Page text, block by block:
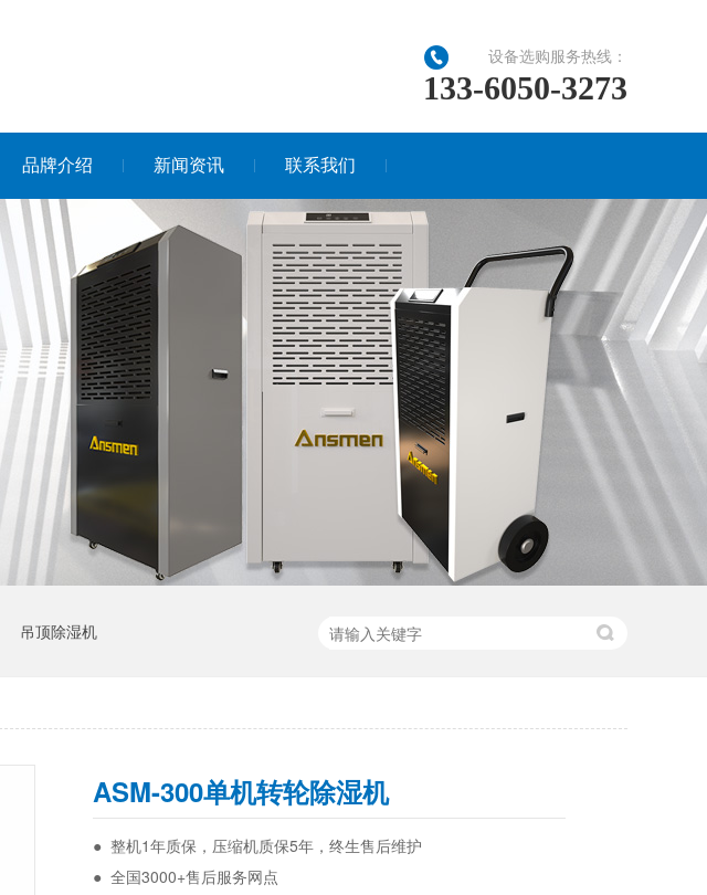
设备选购服务热线：
133-6050-3273
品牌介绍 新闻资讯 联系我们
吊顶除湿机
ASM-300单机转轮除湿机
● 整机1年质保，压缩机质保5年，终生售后维护
● 全国3000+售后服务网点